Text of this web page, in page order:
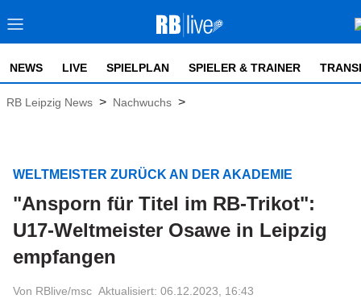
NEWS LIVE SPIELPLAN SPIELER & TRAINER
RB Leipzig News > Nachwuchs >
WELTMEISTER ZURÜCK AN DER AKADEMIE
"Ansporn für Titel im RB-Trikot":
U17-Weltmeister Osawe in Leipzig
empfangen
Von RBlive/msc Aktualisiert: 06.12.2023, 16:43